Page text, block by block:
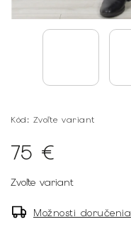
Kód: Zvoľte variant
75 €
Zvoľte variant
Možnosti doručenia